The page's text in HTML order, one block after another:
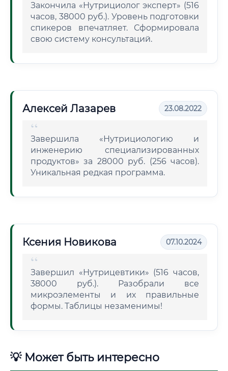
Закончила «Нутрициолог эксперт» (516
часов, 38000 руб.). Уровень подготовки
спикеров впечатляет. Сформировала
свою систему консультаций.
Алексей Лазарев 23.08.2022
Завершила «Нутрициологию и
инженерию специализированных
продуктов» за 28000 руб. (256 часов).
Уникальная редкая программа.
Ксения Новикова 07.10.2024
Завершил «Нутрицевтики» (516 часов,
38000 руб.). Разобрали все
микроэлементы и их правильные
формы. Таблицы незаменимы!
💡 Может быть интересно